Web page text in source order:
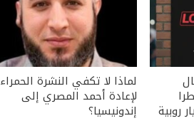
لماذا لا تكفي النشرة الحمراء
لإعادة أحمد المصري إلى
إندونيسيا؟